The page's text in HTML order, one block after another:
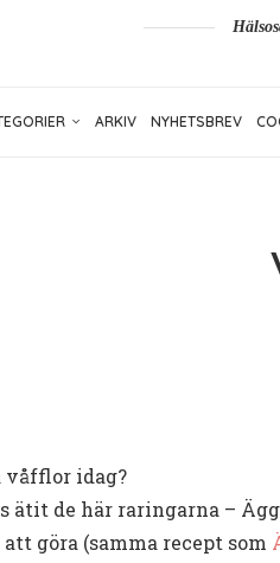
ARKIV NYHETSBREV
våfflor idag?
ätit de här raringarna –
att göra (samma recept som